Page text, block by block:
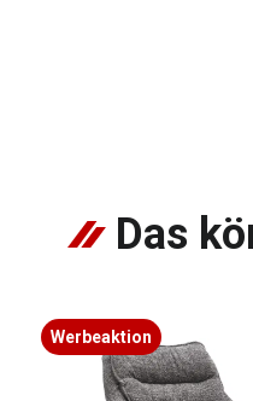
Das
Werbeaktion